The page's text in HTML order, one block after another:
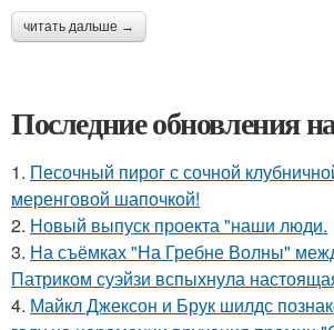
читать дальше →
Последние обновления
1. Песочный пирог с сочной
меренговой шапочкой!
2. Новый выпуск проекта "наши люди.
3. На съёмках "На Гребне Волны"
Патриком суэйзи вспыхнула
4. Майкл Джексон и Брук шилдс